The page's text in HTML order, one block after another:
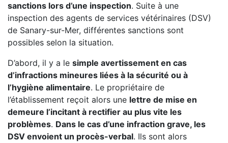
sanctions lors d’une inspection. Suite à une
inspection des agents de services vétérinaires (DSV)
de Sanary-sur-Mer, différentes sanctions sont
possibles selon la situation.
D’abord, il y a le simple avertissement en cas
d’infractions mineures liées à la sécurité ou à
l’hygiène alimentaire. Le propriétaire de
l’établissement reçoit alors une lettre de mise en
demeure l’incitant à rectifier au plus vite les
problèmes. Dans le cas d’une infraction grave, les
DSV envoient un procès-verbal. Ils sont alors